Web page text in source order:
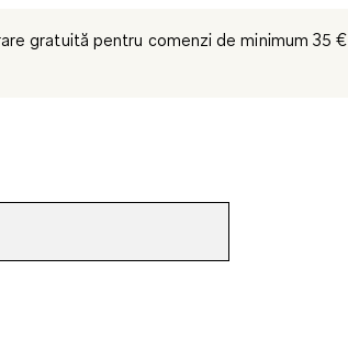
gratuită pentru comenzi de minimum 35 €